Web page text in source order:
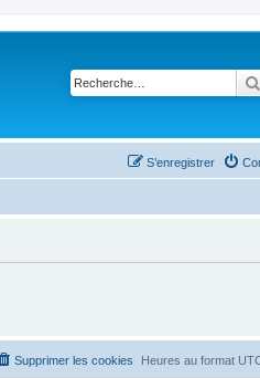
S’enregistrer
Heures au format
Supprimer les cookies